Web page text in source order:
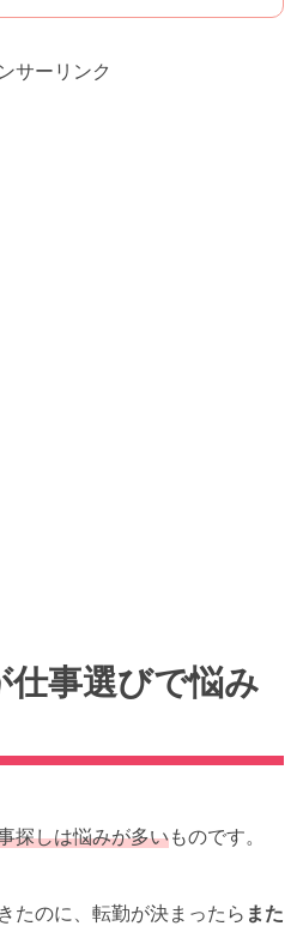
サーリンク
仕事選びで悩み
探しは悩みが多いものです。
たのに、転勤が決まったら また